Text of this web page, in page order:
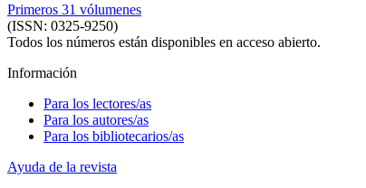
Primeros 31 vólumenes
(ISSN: 0325-9250)
Todos los números están disponibles en acceso abierto.
Información
Para los lectores/as
Para los autores/as
Para los bibliotecarios/as
Ayuda de la revista